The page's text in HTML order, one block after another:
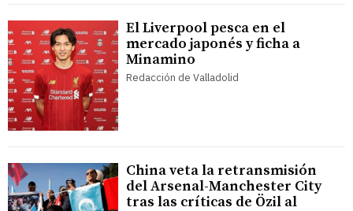
El Liverpool pesca en el
mercado japonés y ficha a
Minamino
Redacción de Valladolid
China veta la retransmisión
del Arsenal-Manchester City
tras las críticas de Özil al